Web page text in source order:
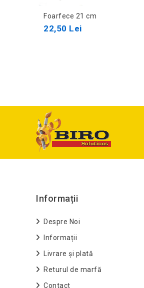
Foarfece 21 cm
22,50 Lei
Informații
Despre Noi
Informații
Livrare și plată
Returul de marfă
Contact